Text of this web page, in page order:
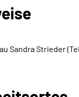
Sandra Strieder